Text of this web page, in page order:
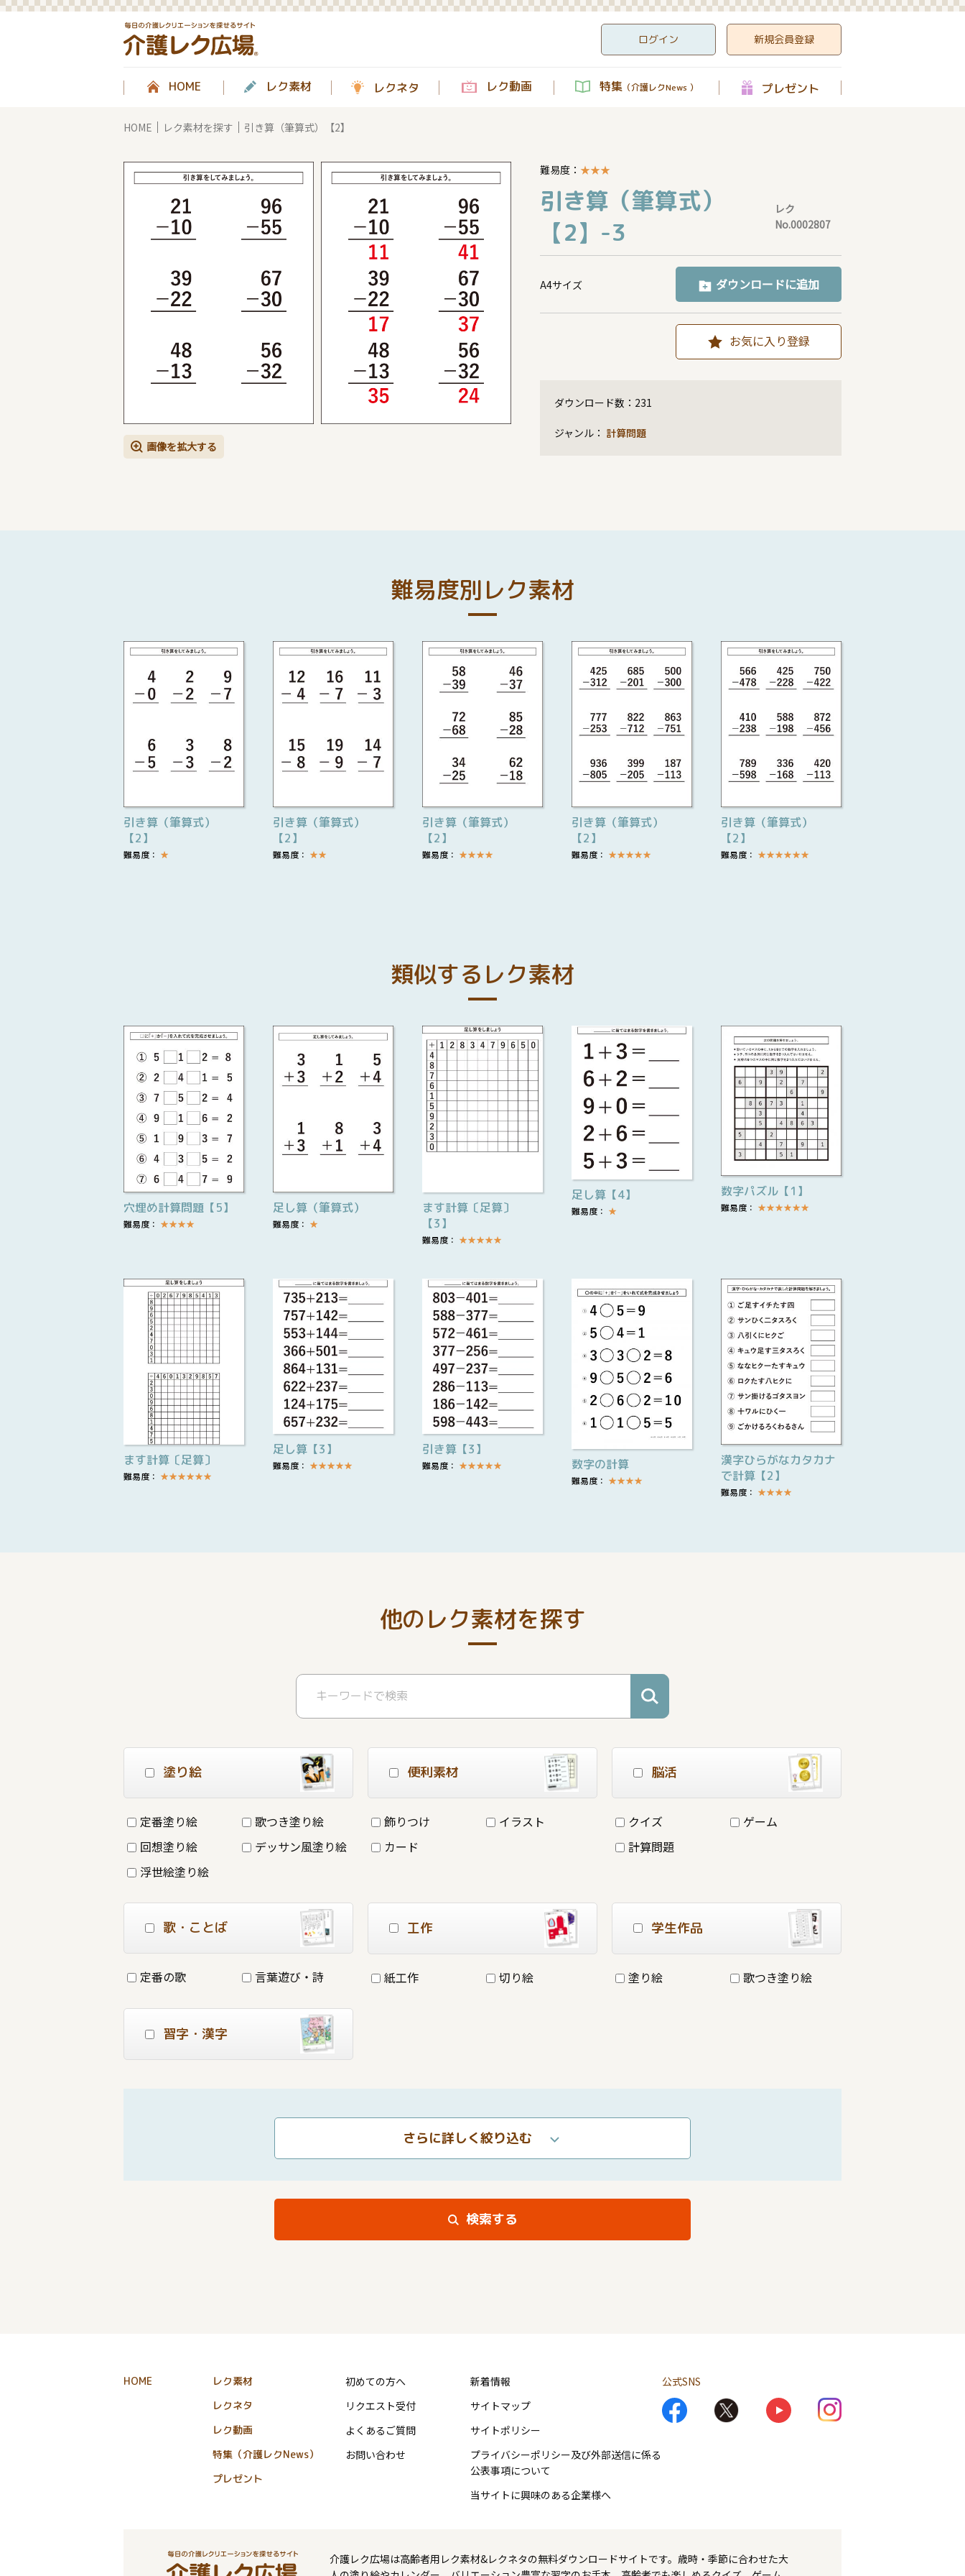
ログイン 新規会員登録
HOME レク素材 レクネタ レク動画 特集 （介護レクNews ） プレゼント
HOME レク素材を探す 引き算（筆算式）【2】
画像を拡大する
難易度： ★★★
引き算（筆算式）
【2】-3
レク
No.0002807
A4サイズ ダウンロードに追加
お気に入り登録
ダウンロード数： 231
ジャンル： 計算問題
難易度別レク素材
引き算（筆算式）
【2】
難易度： ★
引き算（筆算式）
【2】
難易度： ★★
引き算（筆算式）
【2】
難易度： ★★★★
引き算（筆算式）
【2】
難易度： ★★★★★
引き算（筆算式）
【2】
難易度： ★★★★★★
類似するレク素材
穴埋め計算問題【5】
難易度： ★★★★
足し算（筆算式）
難易度： ★
ます計算〔足算〕
【3】
難易度： ★★★★★
足し算【4】
難易度： ★
数字パズル【1】
難易度： ★★★★★★
ます計算〔足算〕
難易度： ★★★★★★
足し算【3】
難易度： ★★★★★
引き算【3】
難易度： ★★★★★ 数字の計算
難易度： ★★★★
漢字ひらがなカタカナ
で計算【2】
難易度： ★★★★
他のレク素材を探す
塗り絵
定番塗り絵
歌つき塗り絵
回想塗り絵
デッサン風塗り絵
浮世絵塗り絵
便利素材
飾りつけ
イラスト
カード
脳活
クイズ
ゲーム
計算問題
歌・ことば
定番の歌 言葉遊び・詩
工作
紙工作 切り絵
学生作品
塗り絵 歌つき塗り絵
習字・漢字
さらに詳しく絞り込む
検索する
HOME
レク素材
レクネタ
レク動画
特集（介護レクNews）
プレゼント
初めての方へ
リクエスト受付
よくあるご質問
お問い合わせ
新着情報
サイトマップ
サイトポリシー
プライバシーポリシー及び外部送信に係る
公表事項について
当サイトに興味のある企業様へ
公式SNS
介護レク広場は高齢者用レク素材&レクネタの無料ダウンロードサイトです。歳時・季節に合わせた大